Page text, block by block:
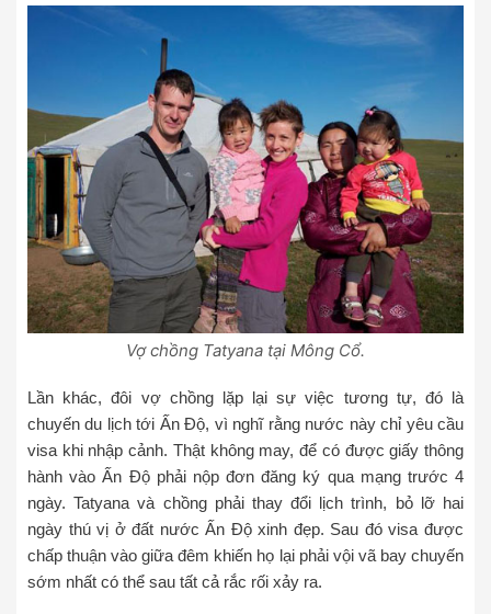
Vợ chồng Tatyana tại Mông Cổ.
Lần khác, đôi vợ chồng lặp lại sự việc tương tự, đó là
chuyến du lịch tới Ấn Độ, vì nghĩ rằng nước này chỉ yêu cầu
visa khi nhập cảnh. Thật không may, để có được giấy thông
hành vào Ấn Độ phải nộp đơn đăng ký qua mạng trước 4
ngày. Tatyana và chồng phải thay đổi lịch trình, bỏ lỡ hai
ngày thú vị ở đất nước Ấn Độ xinh đẹp. Sau đó visa được
chấp thuận vào giữa đêm khiến họ lại phải vội vã bay chuyến
sớm nhất có thể sau tất cả rắc rối xảy ra.